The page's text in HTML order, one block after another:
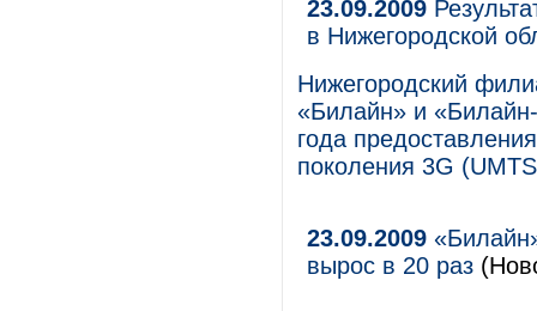
23.09.2009
в Нижегородской
Нижегородский
«Билайн» и «Билайн-
года
поколения 3G
23.09.2009
вырос в 20 раз